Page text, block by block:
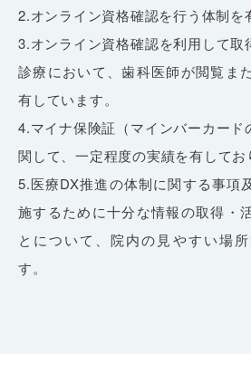
2.オンライン資格確認を行う体制を
3.オンライン資格確認を利用して取
診療において、歯科医師が閲覧ま
有しています。
4.マイナ保険証（マインバーカード
関して、一定程度の実績を有してお
5.医療DX推進の体制に関する事項
施するために十分な情報の取得・
とについて、院内の見やすい場
す。